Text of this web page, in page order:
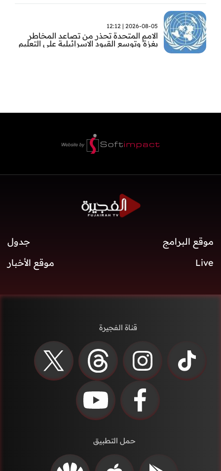
2026-08-05 | 12:12
الامم المتحدة تحذر من تصاعد المخاطر
بغزة وتوسع القيود الاسرائيلية على التعليم
موقع البرامج
جدول
Live
موقع الأخبار
قناة الفجيرة
حمل التطبيق